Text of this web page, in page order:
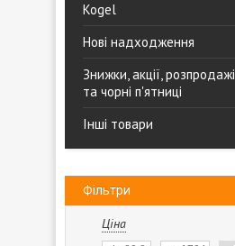
Kogel
Нові надходження
Знижки, акції, розпродажі
та чорні п'ятниці
Інші товари
Фільтри
Ціна